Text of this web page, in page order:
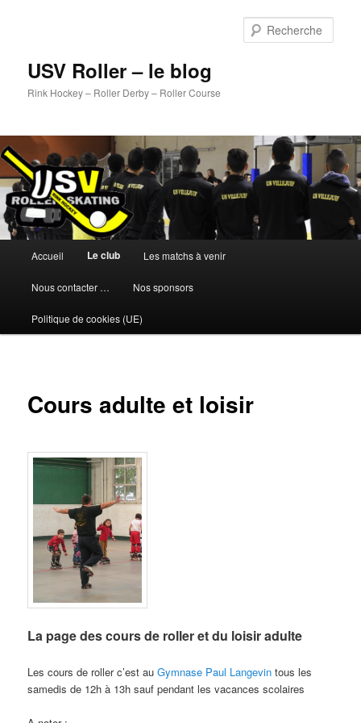
USV Roller – le blog
Rink Hockey – Roller Derby – Roller Course
principal
Accueil Le club Les matchs à venir
Nous contacter … Nos sponsors
Politique de cookies (UE)
Cours adulte et loisir
La page des cours de roller et du loisir adulte
Les cours de roller c’est auGymnase Paul Langevin tous les
samedis de 12h à 13h sauf pendant les vacances scolaires